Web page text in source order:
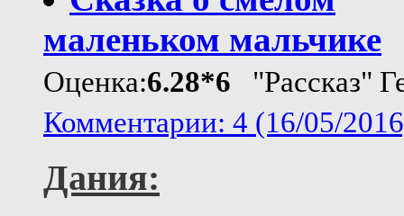
маленьком мальчике
Оценка:6.28*6 "Рассказ"
Комментарии: 4 (16/05/
Дания: